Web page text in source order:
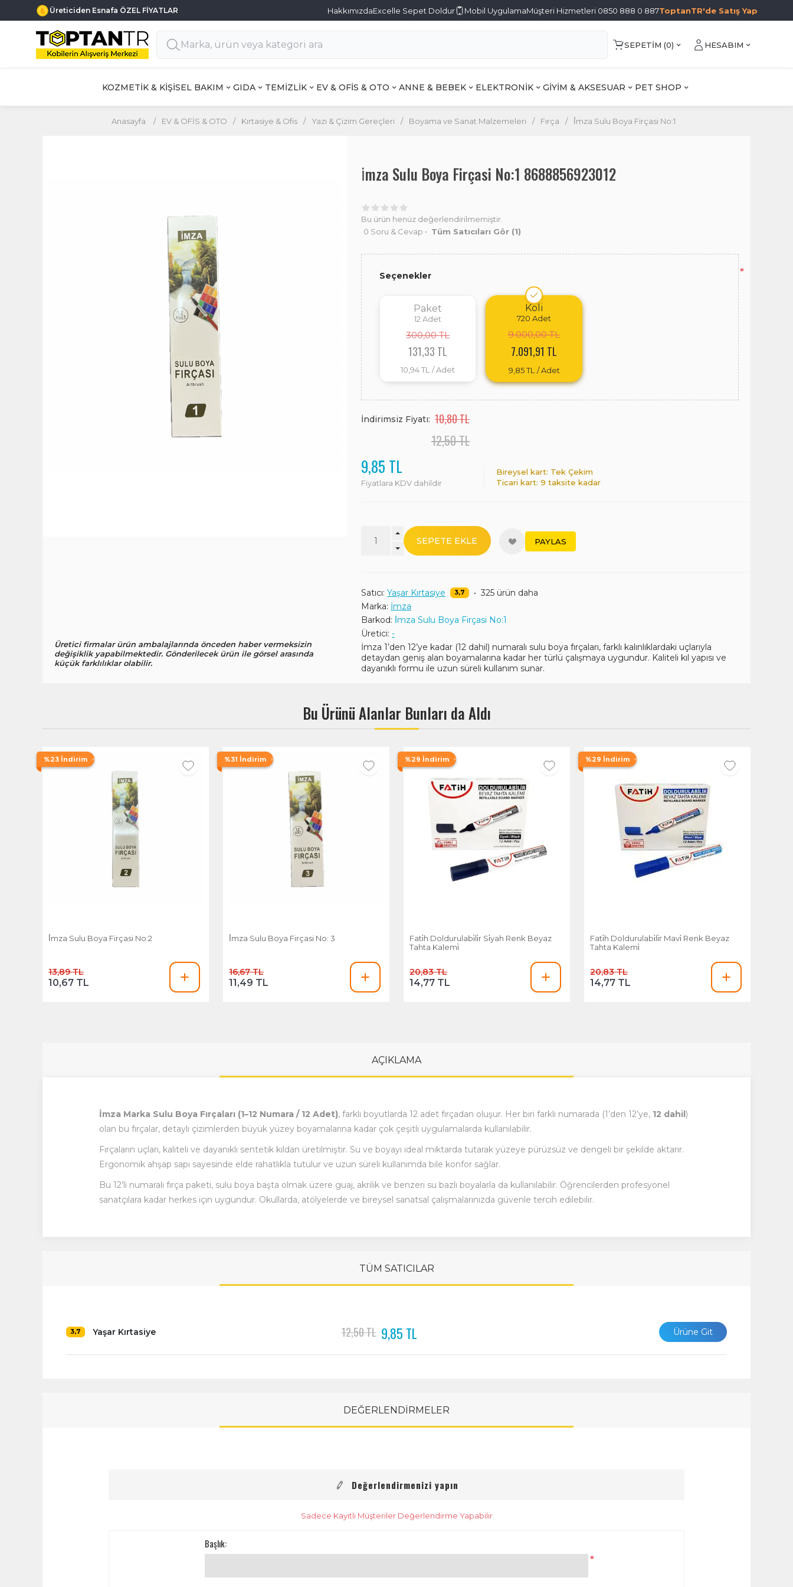
Üreticiden Esnafa ÖZEL FİYATLAR HakkımızdaExcelle Sepet Doldur Mobil UygulamaMüşteri Hizmetleri 0850 888 0 887ToptanTR'de Satış Yap
SEPETIM (0) HESABIM
KOZMETİK & KİŞİSEL BAKIM GIDA TEMİZLİK EV & OFİS & OTO ANNE & BEBEK ELEKTRONİK GİYİM & AKSESUAR PET SHOP
Anasayfa / EV & OFİS & OTO / Kırtasiye & Ofis / Yazı & Çizim Gereçleri / Boyama ve Sanat Malzemeleri / Fırça / İ̇mza Sulu Boya Firçasi No:1
Üretici firmalar ürün ambalajlarında önceden haber vermeksizin
değişiklik yapabilmektedir. Gönderilecek ürün ile görsel arasında
küçük farklılıklar olabilir.
İ̇mza Sulu Boya Firçasi No:1 8688856923012
Bu ürün henüz değerlendirilmemiştir.
0 Soru & Cevap • Tüm Satıcıları Gör (1)
Seçenekler *
Paket
12 Adet
300,00 TL
131,33 TL
10,94 TL / Adet
Koli
720 Adet
9.000,00 TL
7.091,91 TL
9,85 TL / Adet
İndirimsiz Fiyatı: 10,80 TL
12,50 TL
9,85 TL
Fiyatlara KDV dahildir
Bireysel kart: Tek Çekim
Ticari kart: 9 taksite kadar
SEPETE EKLE PAYLAS
Satıcı: Yaşar Kırtasiye 3,7 • 325 ürün daha
Marka: İmza
Barkod: İ̇mza Sulu Boya Firçasi No:1
Üretici: -
İmza 1’den 12’ye kadar (12 dahil) numaralı sulu boya fırçaları, farklı kalınlıklardaki uçlarıyla
detaydan geniş alan boyamalarına kadar her türlü çalışmaya uygundur. Kaliteli kıl yapısı ve
dayanıklı formu ile uzun süreli kullanım sunar.
Bu Ürünü Alanlar Bunları da Aldı
%23 İndirim
İ̇mza Sulu Boya Firçasi No:2
13,89 TL
10,67 TL
%31 İndirim
İ̇mza Sulu Boya Firçasi No: 3
16,67 TL
11,49 TL
%29 İndirim
Fati̇h Doldurulabi̇li̇r Si̇yah Renk Beyaz
Tahta Kalemi̇
20,83 TL
14,77 TL
%29 İndirim
Fati̇h Doldurulabi̇li̇r Mavi̇ Renk Beyaz
Tahta Kalemi̇
20,83 TL
14,77 TL
AÇIKLAMA
İmza Marka Sulu Boya Fırçaları (1–12 Numara / 12 Adet), farklı boyutlarda 12 adet fırçadan oluşur. Her biri farklı numarada (1’den 12’ye, 12 dahil)
olan bu fırçalar, detaylı çizimlerden büyük yüzey boyamalarına kadar çok çeşitli uygulamalarda kullanılabilir.
Fırçaların uçları, kaliteli ve dayanıklı sentetik kıldan üretilmiştir. Su ve boyayı ideal miktarda tutarak yüzeye pürüzsüz ve dengeli bir şekilde aktarır.
Ergonomik ahşap sapı sayesinde elde rahatlıkla tutulur ve uzun süreli kullanımda bile konfor sağlar.
Bu 12’li numaralı fırça paketi, sulu boya başta olmak üzere guaj, akrilik ve benzeri su bazlı boyalarla da kullanılabilir. Öğrencilerden profesyonel
sanatçılara kadar herkes için uygundur. Okullarda, atölyelerde ve bireysel sanatsal çalışmalarınızda güvenle tercih edilebilir.
TÜM SATICILAR
3,7 Yaşar Kırtasiye 12,50 TL 9,85 TL Ürüne Git
DEĞERLENDİRMELER
Değerlendirmenizi yapın
Sadece Kayıtlı Müşteriler Değerlendirme Yapabilir
Başlık:
*